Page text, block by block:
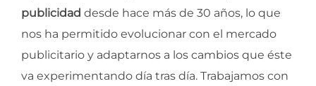
publicidad desde hace más de 30 años, lo que
nos ha permitido evolucionar con el mercado
publicitario y adaptarnos a los cambios que éste
va experimentando día tras día. Trabajamos con